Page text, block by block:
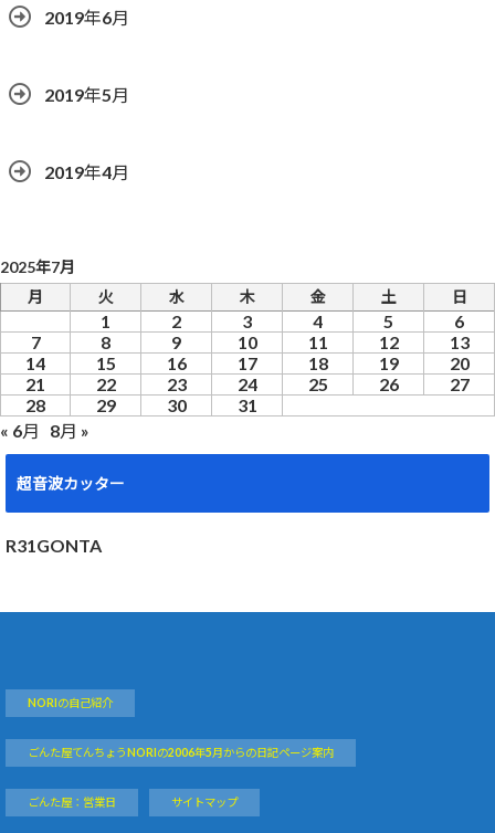
2019年6月
2019年5月
2019年4月
2025年7月
月
火 水 木 金 土 日
1 2 3 4 5
6
7
8 9 10 11 12
13
14
15 16 17 18 19
20
21
22 23 24 25 26
27
28
29 30
31
« 6月
8月 »
超音波カッター
R31GONTA
NORIの自己紹介
ごんた屋てんちょうNORIの2006年5月からの日記ページ案内
ごんた屋：営業日 サイトマップ